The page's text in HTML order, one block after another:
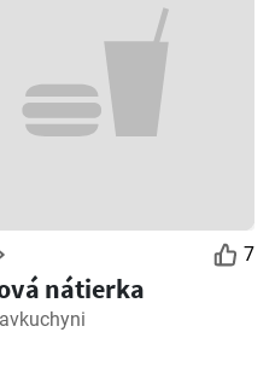
7
nátierka